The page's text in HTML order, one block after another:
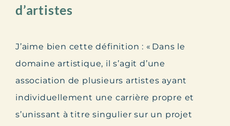
d’artistes
J’aime bien cette définition : « Dans le
domaine artistique, il s’agit d’une
association de plusieurs artistes ayant
individuellement une carrière propre et
s’unissant à titre singulier sur un projet